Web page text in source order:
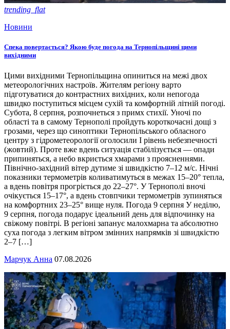
trending_flat
Новини
Спека повертається? Якою буде погода на Тернопільщині цими
вихідними
Цими вихідними Тернопільщина опиниться на межі двох
метеорологічних настроїв. Жителям регіону варто
підготуватися до контрастних вихідних, коли непогода
швидко поступиться місцем сухій та комфортній літній погоді.
Субота, 8 серпня, розпочнеться з примх стихії. Уночі по
області та в самому Тернополі пройдуть короткочасні дощі з
грозами, через що синоптики Тернопільського обласного
центру з гідрометеорології оголосили І рівень небезпечності
(жовтий). Проте вже вдень ситуація стабілізується — опади
припиняться, а небо вкриється хмарами з проясненнями.
Північно-західний вітер дутиме зі швидкістю 7–12 м/с. Нічні
показники термометрів коливатимуться в межах 15–20° тепла,
а вдень повітря прогріється до 22–27°. У Тернополі вночі
очікується 15–17°, а вдень стовпчики термометрів зупиняться
на комфортних 23–25° вище нуля. Погода 9 серпня У неділю,
9 серпня, погода подарує ідеальний день для відпочинку на
свіжому повітрі. В регіоні запанує малохмарна та абсолютно
суха погода з легким вітром змінних напрямків зі швидкістю
2–7 […]
Марчук Анна 07.08.2026